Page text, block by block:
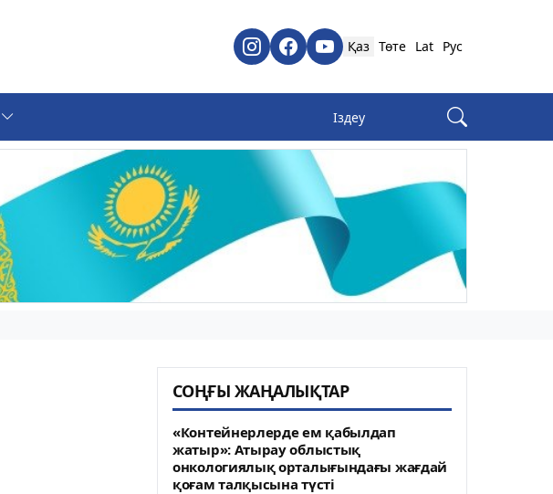
Қаз Төте Lat Рус
СОҢҒЫ ЖАҢАЛЫҚТАР
«Контейнерлерде ем қабылдап
жатыр»: Атырау облыстық
онкологиялық орталығындағы жағдай
қоғам талқысына түсті